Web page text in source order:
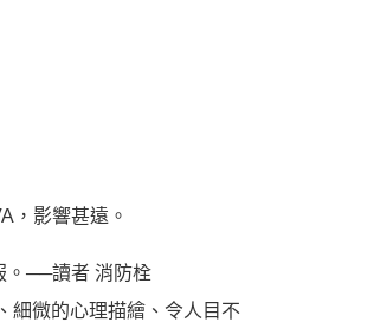
，影響甚遠。
。──讀者 消防栓
細微的心理描繪、令人目不